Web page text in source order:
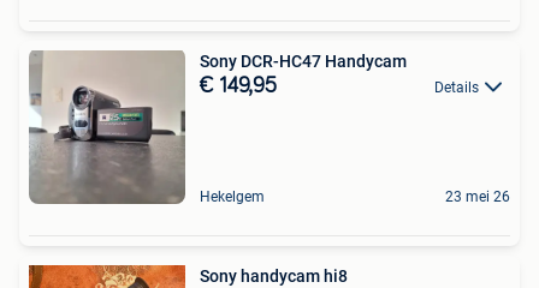
Sony DCR-HC47 Handycam
€ 149,95 Details
Hekelgem 23 mei 26
Sony handycam hi8